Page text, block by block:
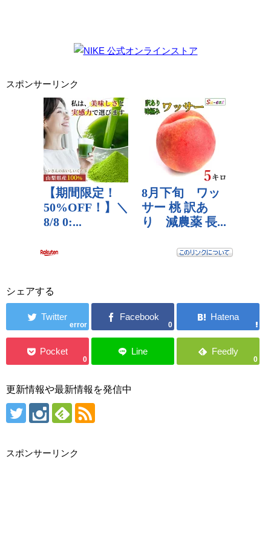
スポンサーリンク
シェアする
error 0
0 0
更新情報や最新情報を発信中
スポンサーリンク